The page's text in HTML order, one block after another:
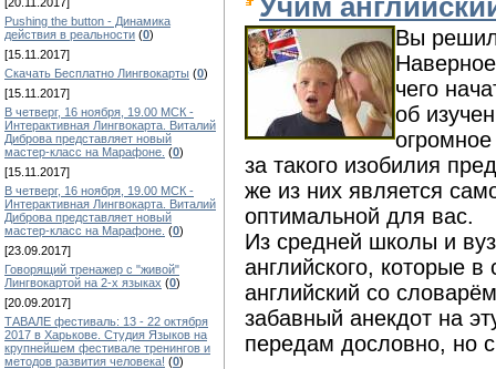
Pushing the button - Динамика
действия в реальности (0)
[15.11.2017]
Скачать Бесплатно Лингвокарты (0)
[15.11.2017]
В четверг, 16 ноября, 19.00 МСК -
Интерактивная Лингвокарта. Виталий
Диброва представляет новый
мастер-класс на Марафоне. (0)
[15.11.2017]
В четверг, 16 ноября, 19.00 МСК -
Интерактивная Лингвокарта. Виталий
Диброва представляет новый
мастер-класс на Марафоне. (0)
[23.09.2017]
Говорящий тренажер с "живой"
Лингвокартой на 2-х языках (0)
[20.09.2017]
ТАВАЛЕ фестиваль: 13 - 22 октября
2017 в Харькове. Студия Языков на
крупнейшем фестивале тренингов и
методов развития человека! (0)
Учим
Вы
чего
об
за такого изобилия
же из них является
оптимальной для вас.
Из средней школы и
английского, которые
английский со
забавный анекдот на
передам дословно, но